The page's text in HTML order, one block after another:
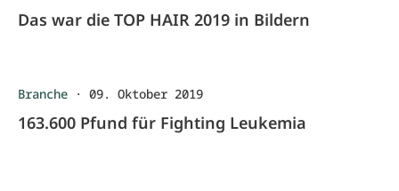
Das war die TOP HAIR 2019 in Bildern
Branche · 09. Oktober 2019
163.600 Pfund für Fighting Leukemia